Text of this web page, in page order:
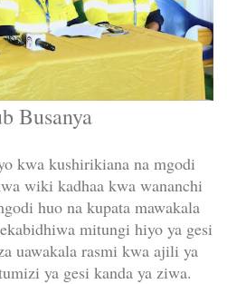
Busanya
kwa kushirikiana na mgodi
wiki kadhaa kwa wananchi
huo na kupata mawakala
mitungi hiyo ya gesi
uawakala rasmi kwa ajili ya
ya gesi kanda ya ziwa.